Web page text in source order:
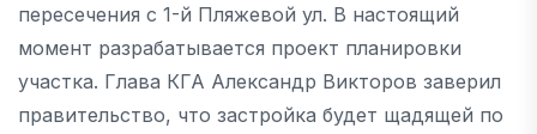
пересечения с 1-й Пляжевой ул. В настоящий
момент разрабатывается проект планировки
участка. Глава КГА Александр Викторов заверил
правительство, что застройка будет щадящей по